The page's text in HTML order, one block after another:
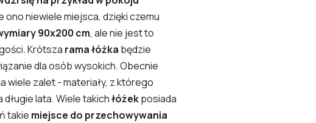
ono niewiele miejsca, dzięki czemu
90x200 cm, ale nie jest to
Krótsza rama łóżka będzie
dla osób wysokich. Obecnie
wiele zalet - materiały, z którego
lata. Wiele takichłóżekposiada
takie miejsce do przechowywania